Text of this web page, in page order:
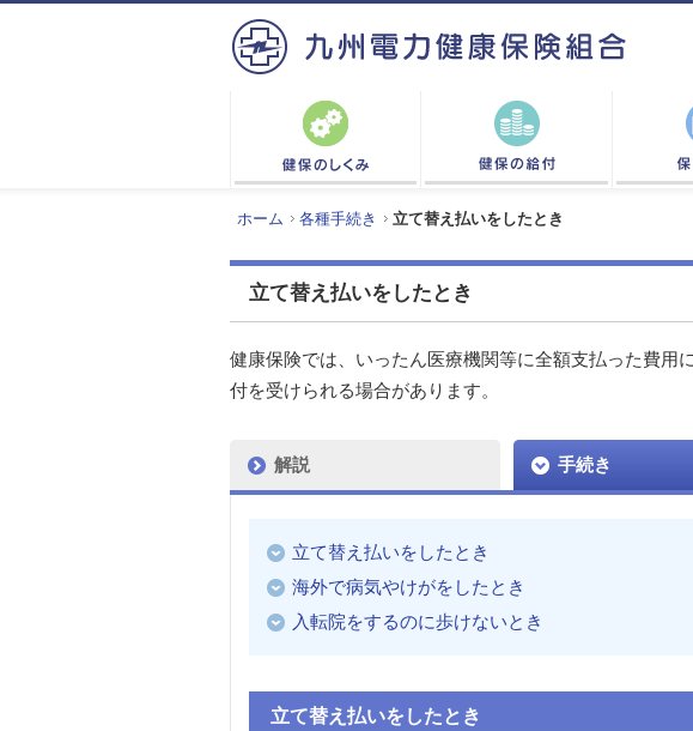
ホーム 各種手続き 立て替え払いをしたとき
立て替え払いをしたとき
健康保険では、いったん医療機関等に全額支払った費用
付を受けられる場合があります。
解説 手続き
立て替え払いをしたとき
海外で病気やけがをしたとき
入転院をするのに歩けないとき
立て替え払いをしたとき